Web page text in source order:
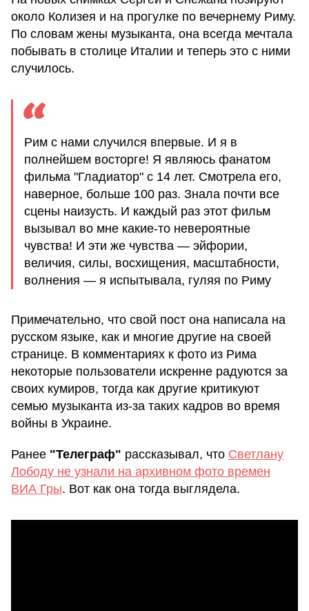
около Колизея и на прогулке по вечернему Риму.
По словам жены музыканта, она всегда мечтала
побывать в столице Италии и теперь это с ними
случилось.
Рим с нами случился впервые. И я в
полнейшем восторге! Я являюсь фанатом
фильма "Гладиатор" с 14 лет. Смотрела его,
наверное, больше 100 раз. Знала почти все
сцены наизусть. И каждый раз этот фильм
вызывал во мне какие-то невероятные
чувства! И эти же чувства — эйфории,
величия, силы, восхищения, масштабности,
волнения — я испытывала, гуляя по Риму
Примечательно, что свой пост она написала на
русском языке, как и многие другие на своей
странице. В комментариях к фото из Рима
некоторые пользователи искренне радуются за
своих кумиров, тогда как другие критикуют
семью музыканта из-за таких кадров во время
войны в Украине.
Ранее "Телеграф" рассказывал, что Светлану
Лободу не узнали на архивном фото времен
ВИА Гры. Вот как она тогда выглядела.